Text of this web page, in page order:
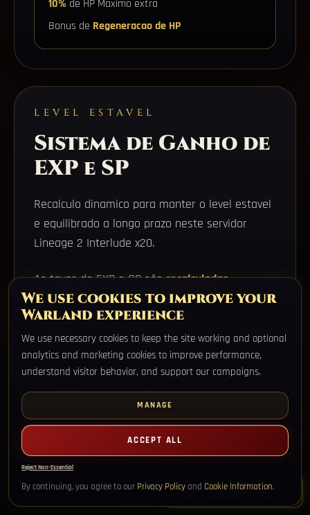
SUPORTE AO VIVO
10% de HP Maximo extra
Bonus de Regeneracao de HP
LEVEL ESTAVEL
Sistema de Ganho de
EXP e SP
Recalculo dinamico para manter o level estavel
e equilibrado a longo prazo neste servidor
Lineage 2 Interlude x20.
As taxas de EXP e SP sãorecalculadas
dinamicamenteao subir de nível
equilibrado
Projetado para uma experiencia de servidor
competitiva e de longo prazo
We use cookies to improve your
Warland experience
We use necessary cookies to keep the site working and optional
analytics and marketing cookies to improve performance,
understand visitor behavior, and support our campaigns.
MANAGE
ACCEPT ALL
Reject Non-Essential
By continuing, you agree to our Privacy Policyand Cookie Information.